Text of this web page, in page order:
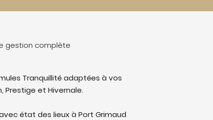
gestion complète
Tranquillité adaptées à vos
Prestige et Hivernale.
état des lieux à Port Grimaud